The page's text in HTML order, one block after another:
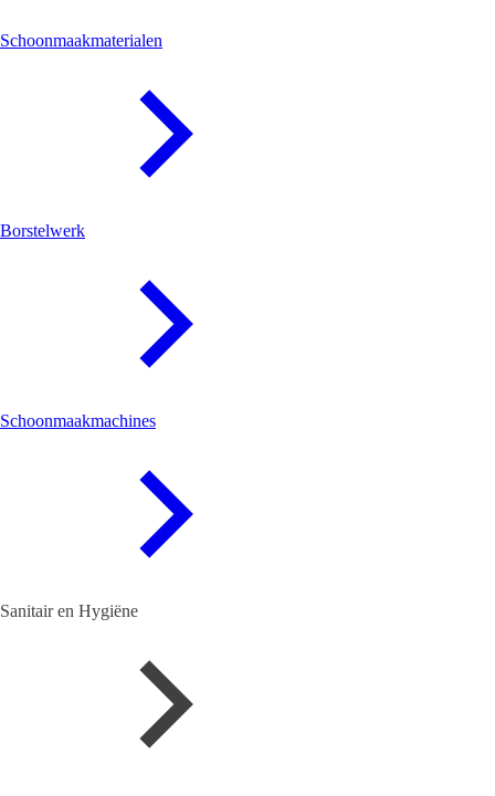
Schoonmaakmaterialen
Borstelwerk
Schoonmaakmachines
Sanitair en Hygiëne